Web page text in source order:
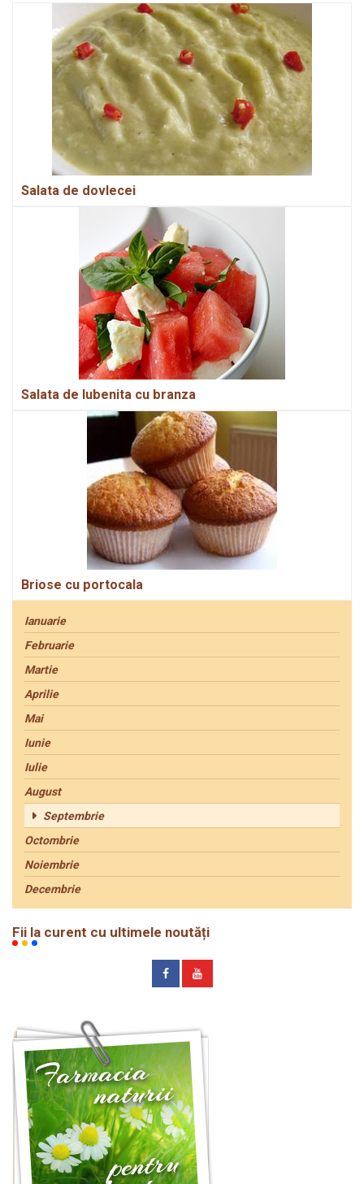
Salata de dovlecei
Salata de lubenita cu branza
Briose cu portocala
Ianuarie
Februarie
Martie
Aprilie
Mai
Iunie
Iulie
August
Septembrie
Octombrie
Noiembrie
Decembrie
Fii la curent cu ultimele noutăți